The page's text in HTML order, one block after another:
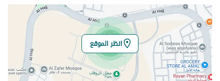
خط العرض
21.475204161406847
خط الطول
39.836329706203685
تفاصيل العقار
انظر الموقع